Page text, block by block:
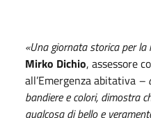
«Una giornata storica per
Mirko Dichio, assessore
all’Emergenza abitativa –
bandiere e colori, dimostra
qualcosa di bello e